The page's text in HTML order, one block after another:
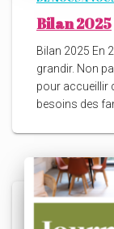
Bilan 2025
Bilan 2025 En
grandir. Non
pour accueillir
besoins des